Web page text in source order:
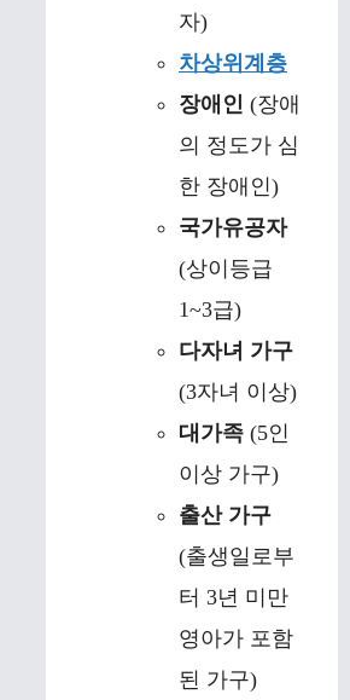
자)
차상위계층
장애인 (장애
의 정도가 심
한 장애인)
국가유공자
(상이등급
1~3급)
다자녀 가구
(3자녀 이상)
대가족 (5인
이상 가구)
출산 가구
(출생일로부
터 3년 미만
영아가 포함
된 가구)